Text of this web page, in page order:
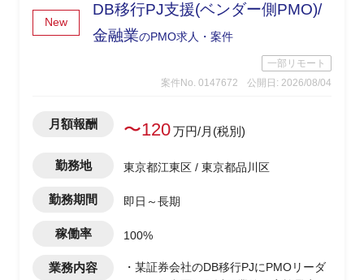
New
DB移行PJ支援(ベンダー側PMO)/
金融業のPMO求人・案件
一部リモート
案件No. 0147672
公開日: 2026/08/04
月額報酬 〜120万円/月(税別)
勤務地 東京都江東区 / 東京都品川区
勤務期間 即日～長期
稼働率 100%
業務内容
・某証券会社のDB移行PJにPMOリーダ